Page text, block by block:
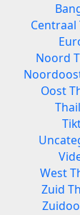
Centraal
Noord
Oost
West
Zuid